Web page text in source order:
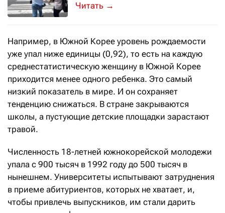
На тему изменения
→
Например, в Южной Корее уровень рождаемости
уже упал ниже единицы (0,92), то есть на каждую
среднестатистическую женщину в Южной Корее
приходится менее одного ребенка. Это самый
низкий показатель в мире. И он сохраняет
тенденцию снижаться. В стране закрываются
школы, а пустующие детские площадки зарастают
травой.
Численность 18-летней южнокорейской молодежи
упала с 900 тысяч в 1992 году до 500 тысяч в
нынешнем. Университеты испытывают затруднения
в приеме абитуриентов, которых не хватает, и,
чтобы привлечь выпускников, им стали дарить